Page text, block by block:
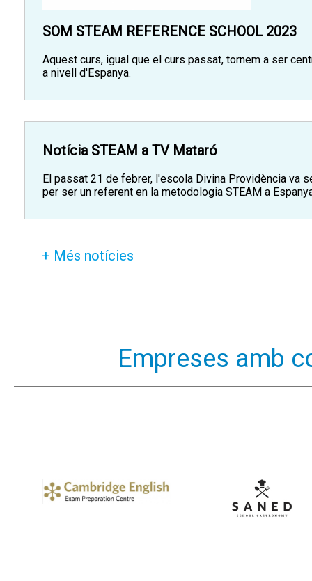
SOM STEAM REFERENCE SCHOOL 2023
Aquest curs, igual que el curs passat, tornem a ser
a nivell d'Espanya.
Notícia STEAM a TV Mataró
El passat 21 de febrer, l'escola Divina Providència va
per ser un referent en la metodologia STEAM a
+ Més notícies
Empreses amb